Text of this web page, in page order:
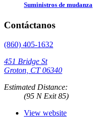
Suministros de mudanza
Contáctanos
(860) 405-1632
451 Bridge St
Groton, CT 06340
Estimated Distance:
(95 N Exit 85)
View website